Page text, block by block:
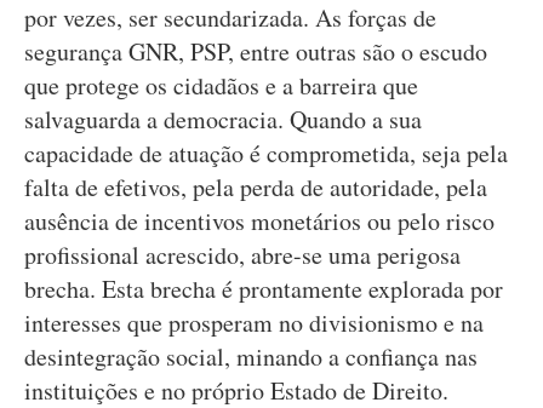
por vezes, ser secundarizada. As forças de
segurança GNR, PSP, entre outras são o escudo
que protege os cidadãos e a barreira que
salvaguarda a democracia. Quando a sua
capacidade de atuação é comprometida, seja pela
falta de efetivos, pela perda de autoridade, pela
ausência de incentivos monetários ou pelo risco
profissional acrescido, abre-se uma perigosa
brecha. Esta brecha é prontamente explorada por
interesses que prosperam no divisionismo e na
desintegração social, minando a confiança nas
instituições e no próprio Estado de Direito.